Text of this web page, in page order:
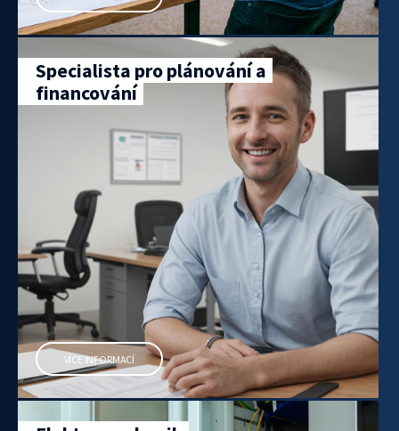
Specialista pro plánování a
financování
VÍCE INFORMACÍ